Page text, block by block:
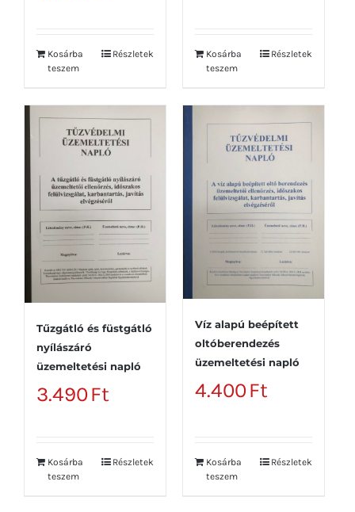
Kosárba
teszem
Részletek
Kosárba
teszem
Részletek
Tűzgátló és füstgátló
nyílászáró
üzemeltetési napló
3.490Ft
Kosárba
teszem
Részletek
Víz alapú beépített
oltóberendezés
üzemeltetési napló
4.400Ft
Kosárba
teszem
Részletek